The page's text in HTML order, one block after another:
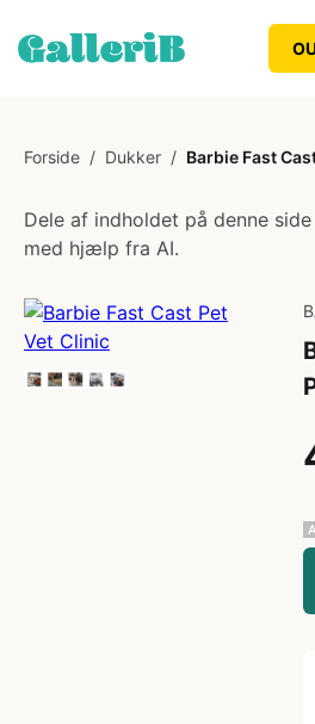
Forside / Dukker / Barbie Fast
Dele af indholdet på denne
med hjælp fra AI.